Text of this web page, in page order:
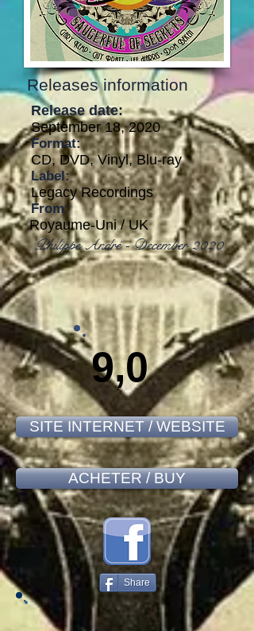
Releases information
Release date:
September 18, 2020
Format:
CD, DVD, Vinyl, Blu-ray
Label:
Legacy Recordings
From:
Royaume-Uni / UK
Philippe André - December 2020
9,0
SITE INTERNET / WEBSITE
ACHETER / BUY
Share